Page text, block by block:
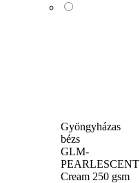
Gyöngyházas
bézs
GLM-
PEARLESCENT
Cream 250 gsm